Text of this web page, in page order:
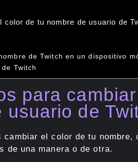
de tu nombre de usuario de
de Twitch en un dispositivo
Twitch
para
de
el color de tu nombre,
de una manera o de otra.